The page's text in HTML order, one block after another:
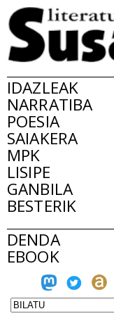
IDAZLEAK
NARRATIBA
POESIA
SAIAKERA
MPK
LISIPE
GANBILA
BESTERIK
DENDA
EBOOK